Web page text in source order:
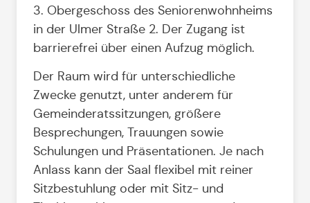
3. Obergeschoss des Seniorenwohnheims
in der Ulmer Straße 2. Der Zugang ist
barrierefrei über einen Aufzug möglich.
Der Raum wird für unterschiedliche
Zwecke genutzt, unter anderem für
Gemeinderatssitzungen, größere
Besprechungen, Trauungen sowie
Schulungen und Präsentationen. Je nach
Anlass kann der Saal flexibel mit reiner
Sitzbestuhlung oder mit Sitz- und